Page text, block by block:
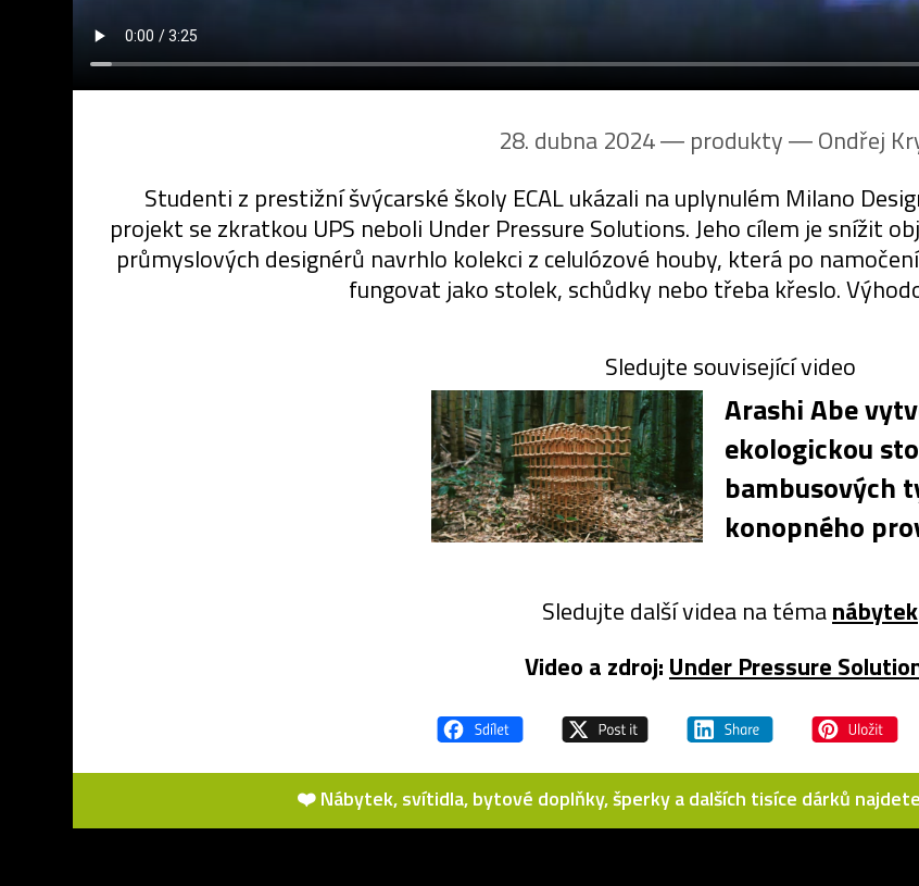
28. dubna 2024 ― produkty ―Ondřej
Studenti z prestižní švýcarské školy ECAL ukázali na uplynulém Milano
projekt se zkratkou UPS neboli Under Pressure Solutions. Jeho cílem je snížit
průmyslových designérů navrhlo kolekci z celulózové houby, která po
fungovat jako stolek, schůdky nebo třeba křeslo.
Sledujte související video
Arashi Abe
ekologickou
bambusových
konopného
Sledujte další videa na témanábytek
Video a zdroj: Under Pressure
❤️ Nábytek, svítidla, bytové doplňky, šperky a dalších tisíce dárků